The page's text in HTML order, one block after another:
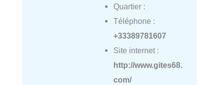
Quartier :
Téléphone :
+33389781607
Site internet :
http://www.gites68.
com/